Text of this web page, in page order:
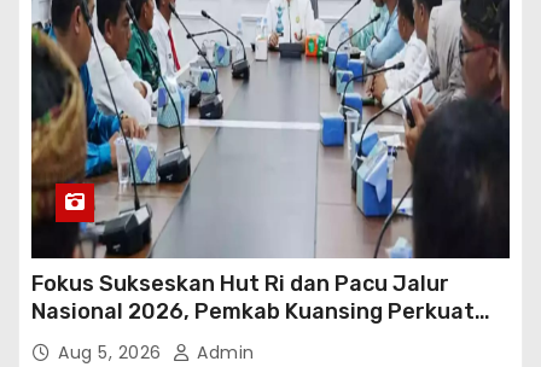
Fokus Sukseskan Hut Ri dan Pacu Jalur
Nasional 2026, Pemkab Kuansing Perkuat
Sinergi Antarwilayah
Aug 5, 2026 Admin